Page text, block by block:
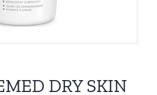
DRY SKIN